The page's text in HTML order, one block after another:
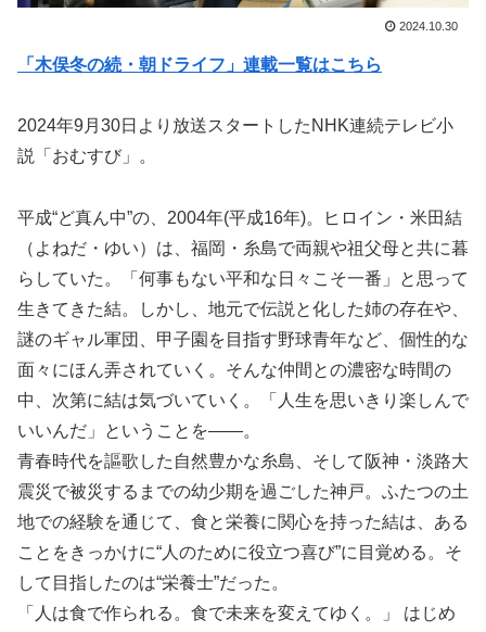
2024.10.30
「木俣冬の続・朝ドライフ」連載一覧はこちら
2024年9月30日より放送スタートしたNHK連続テレビ小
説「おむすび」。
平成“ど真ん中”の、2004年(平成16年)。ヒロイン・米田結
（よねだ・ゆい）は、福岡・糸島で両親や祖父母と共に暮
らしていた。「何事もない平和な日々こそ一番」と思って
生きてきた結。しかし、地元で伝説と化した姉の存在や、
謎のギャル軍団、甲子園を目指す野球青年など、個性的な
面々にほん弄されていく。そんな仲間との濃密な時間の
中、次第に結は気づいていく。「人生を思いきり楽しんで
いいんだ」ということを――。
青春時代を謳歌した自然豊かな糸島、そして阪神・淡路大
震災で被災するまでの幼少期を過ごした神戸。ふたつの土
地での経験を通じて、食と栄養に関心を持った結は、ある
ことをきっかけに“人のために役立つ喜び”に目覚める。そ
して目指したのは“栄養士”だった。
「人は食で作られる。食で未来を変えてゆく。」 はじめ